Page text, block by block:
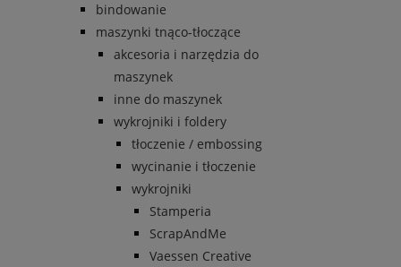
bindowanie
maszynki tnąco-tłoczące
akcesoria i narzędzia do
maszynek
inne do maszynek
wykrojniki i foldery
tłoczenie / embossing
wycinanie i tłoczenie
wykrojniki
Stamperia
ScrapAndMe
Vaessen Creative